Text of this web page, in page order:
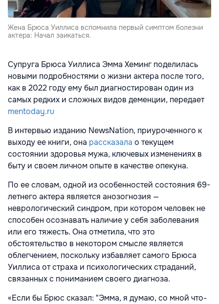
Жена Брюса Уиллиса вспомнила первый симптом болезни
актера: Начал заикаться.
Супруга Брюса Уиллиса Эмма Хеминг поделилась
новыми подробностями о жизни актера после того,
как в 2022 году ему был диагностирован один из
самых редких и сложных видов деменции, передает
mentoday.ru
В интервью изданию NewsNation, приуроченного к
выходу ее книги, она рассказала о текущем
состоянии здоровья мужа, ключевых изменениях в
быту и своем личном опыте в качестве опекуна.
По ее словам, одной из особенностей состояния 69-
летнего актера является анозогнозия —
неврологический синдром, при котором человек не
способен осознавать наличие у себя заболевания
или его тяжесть. Она отметила, что это
обстоятельство в некотором смысле является
облегчением, поскольку избавляет самого Брюса
Уиллиса от страха и психологических страданий,
связанных с пониманием своего диагноза.
«Если бы Брюс сказал: "Эмма, я думаю, со мной что-